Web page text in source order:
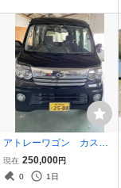
アトレーワゴン カスタ
ムターボRS
現在 250,000円
0
1日